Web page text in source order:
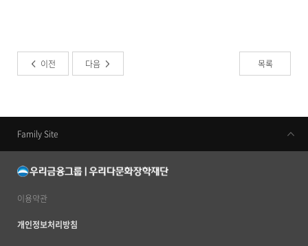
이전 다음 목록
이용약관
개인정보처리방침
Family Site
우리금융지주
우리은행
동양생명
우리카드